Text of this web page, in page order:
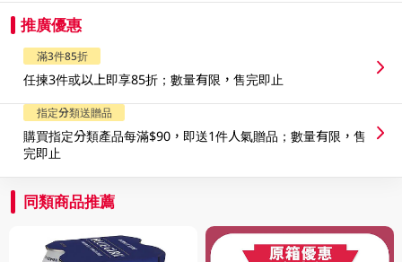
推廣優惠
滿3件85折
任揀3件或以上即享85折；數量有限，售完即止
指定分類送贈品
購買指定分類產品每滿$90，即送1件人氣贈品；數量有限，售
完即止
同類商品推薦